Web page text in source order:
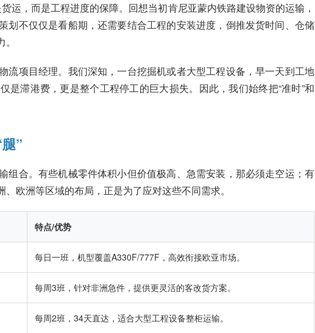
运，而是工程进度的保障。回想当初肯尼亚蒙内铁路建设物资的运输，
划不仅仅是看船期，还需要结合工程的安装进度，倒推发货时间、仓储
流项目经理。我们深知，一台挖掘机或者大型工程设备，早一天到工地
滞港费，更是整个工程停工的巨大损失。因此，我们始终把“准时”和
”
组合。有些机械零件体积小但价值极高、急需安装，那必须走空运；有
欧洲等区域的布局，正是为了应对这些不同需求。
特点/优势
每日一班，机型覆盖A330F/777F，高效衔接欧亚市场。
每周3班，针对非洲急件，提供更灵活的客改货方案。
每周2班，34天直达，适合大型工程设备整柜运输。